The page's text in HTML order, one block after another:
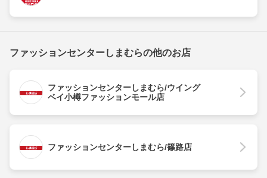
ファッションセンターしまむらの他のお店
ファッションセンターしまむら/ウイング
ベイ小樽ファッションモール店
ファッションセンターしまむら/篠路店